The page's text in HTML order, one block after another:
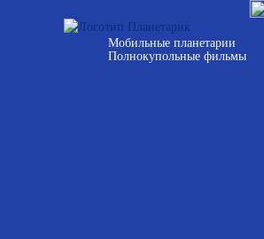
Мобильные планетарии
Полнокупольные фильмы